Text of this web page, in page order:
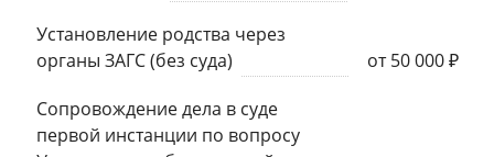
Установление родства через
органы ЗАГС (без суда)
от 50 000 ₽
Сопровождение дела в суде
первой инстанции по вопросу